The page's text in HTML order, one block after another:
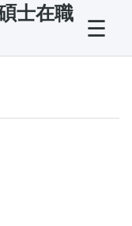
士在職 ☰